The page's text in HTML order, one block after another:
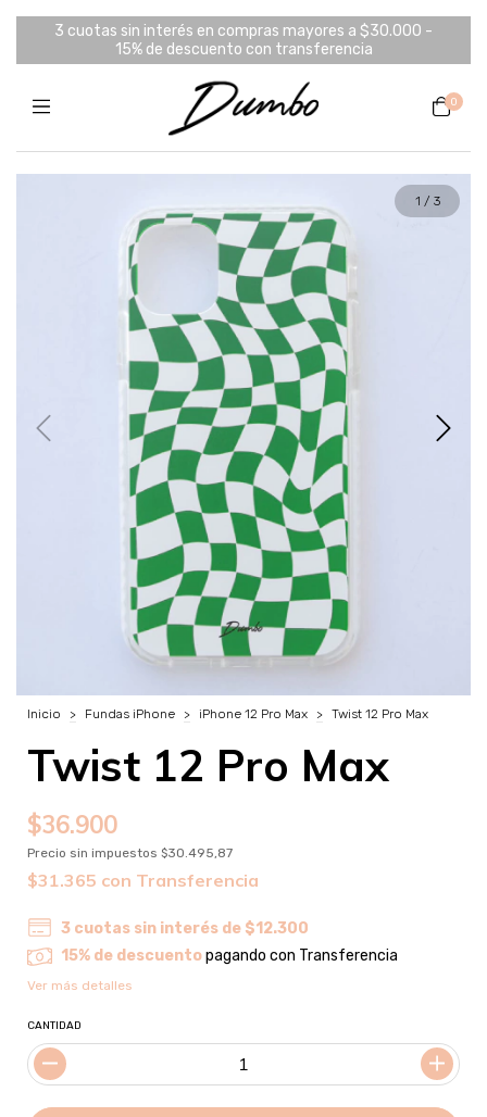
3 cuotas sin interés en compras mayores a $30.000 -
15% de descuento con transferencia
0
1 / 3
Inicio > Fundas iPhone > iPhone 12 Pro Max > Twist 12 Pro Max
Twist 12 Pro Max
$36.900
Precio sin impuestos $30.495,87
$31.365 con Transferencia
3 cuotas sin interés de $12.300
15% de descuentopagando con Transferencia
Ver más detalles
CANTIDAD